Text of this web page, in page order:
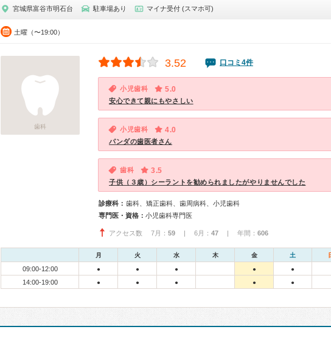
宮城県富谷市明石台 駐車場あり マイナ受付 (スマホ可)
土曜（〜19:00）
歯科
3.52 口コミ4件
小児歯科 5.0
安心できて親にもやさしい
小児歯科 4.0
パンダの歯医者さん
歯科 3.5
子供（３歳）シーラントを勧められましたがやりませんでした
診療科： 歯科、矯正歯科、歯周病科、小児歯科
専門医・資格： 小児歯科専門医
アクセス数 7月： 59 | 6月： 47 | 年間： 606
月 火 水 木 金 土
09:00-12:00 ● ● ● ● ●
14:00-19:00 ● ● ● ● ●